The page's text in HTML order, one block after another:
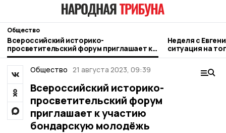
Общество
Всероссийский историко-
просветительский форум приглашает к
участию бондарскую молодёжь
Неделя с
ситуация на
городе и
Общество 21 августа 2023, 09:39
Всероссийский историко-
просветительский форум
приглашает к участию
бондарскую молодёжь